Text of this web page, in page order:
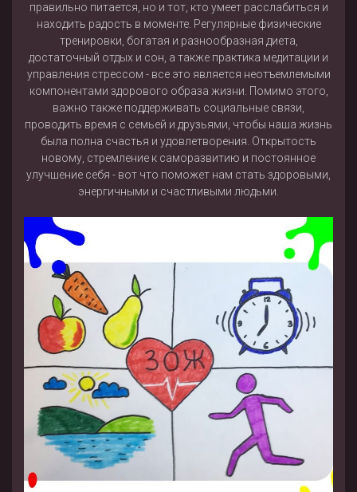
правильно питается, но и тот, кто умеет расслабиться и
находить радость в моменте. Регулярные физические
тренировки, богатая и разнообразная диета,
достаточный отдых и сон, а также практика медитации и
управления стрессом - все это является неотъемлемыми
компонентами здорового образа жизни. Помимо этого,
важно также поддерживать социальные связи,
проводить время с семьей и друзьями, чтобы наша жизнь
была полна счастья и удовлетворения. Открытость
новому, стремление к саморазвитию и постоянное
улучшение себя - вот что поможет нам стать здоровыми,
энергичными и счастливыми людьми.